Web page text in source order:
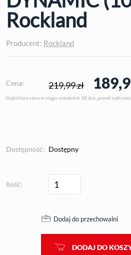
Rockland
Producent: Rockland
Cena: 219,99 zł
Najniższa cena w ciągu ostatnich 30 dni, przed
Dostępność: Dostępny
Ilość:
Dodaj do przechowalni
DODAJ DO